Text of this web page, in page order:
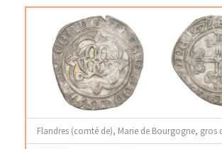
Flandres (comté de), Marie de Bourgogne, gros